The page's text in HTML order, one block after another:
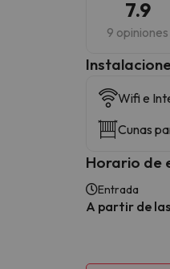
7.9
9 opiniones
Wifi e
Cunas
Horario de
Entrada
A partir de